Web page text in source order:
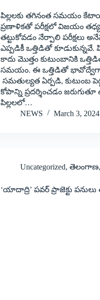
పిల్లలకు తగినంత సమయం
ప్రణాళికతో పరీక్షలో విజయం
తట్టుకోవడం నేర్పాలి పరీక్షలు
ఎప్పడికీ ఒత్తిడితో కూడుకున్నవే.
కాదు మొత్తం కుటుంబానికి
సమయం. ఈ ఒత్తిడితో
సమతుల్యత ఏర్పడి, కుటుంబ
కోపాన్ని ప్రదర్శించడం
పిల్లలలో…
NEWS
March 3, 2024
Uncategorized,తెలంగాణ
‘యాదాద్రి’ పవర్‌ ప్రాజెక్టు పనులు